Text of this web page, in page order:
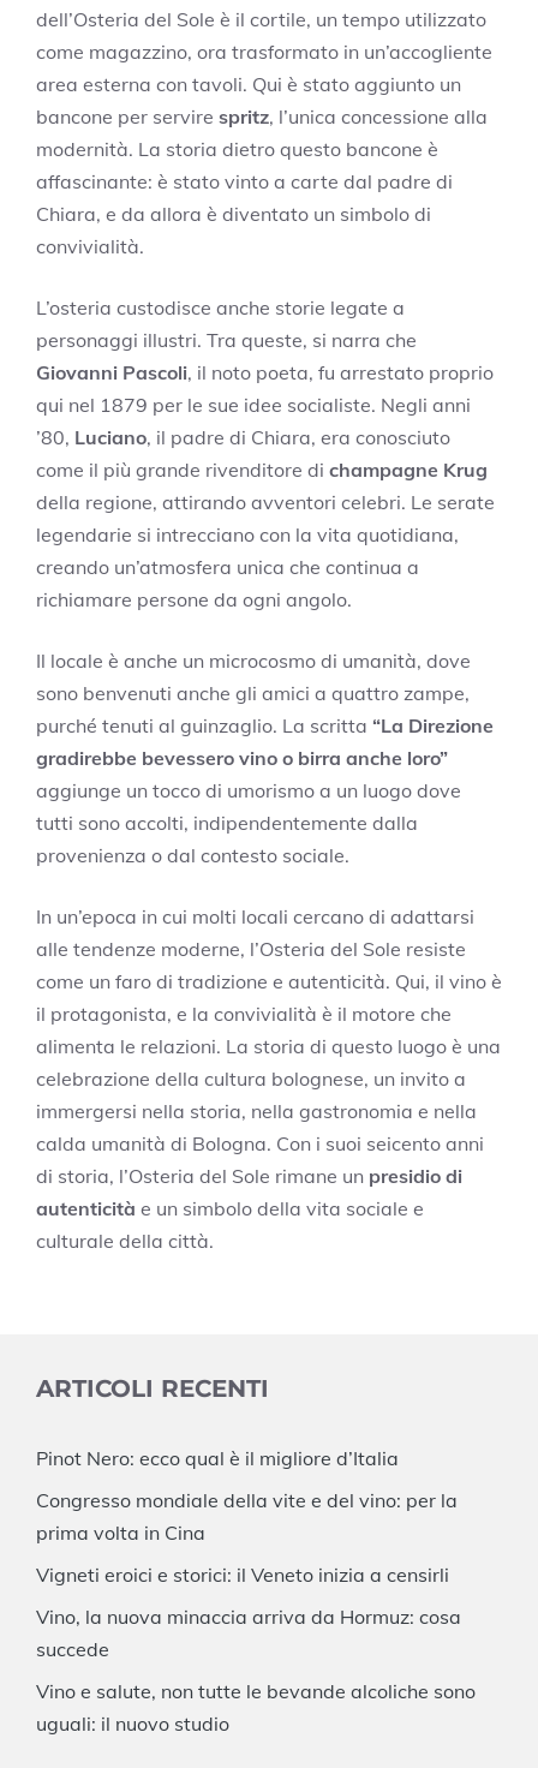
dell’Osteria del Sole è il cortile, un tempo utilizzato
come magazzino, ora trasformato in un’accogliente
area esterna con tavoli. Qui è stato aggiunto un
bancone per servire spritz, l’unica concessione alla
modernità. La storia dietro questo bancone è
affascinante: è stato vinto a carte dal padre di
Chiara, e da allora è diventato un simbolo di
convivialità.
L’osteria custodisce anche storie legate a
personaggi illustri. Tra queste, si narra che
Giovanni Pascoli, il noto poeta, fu arrestato proprio
qui nel 1879 per le sue idee socialiste. Negli anni
’80, Luciano, il padre di Chiara, era conosciuto
come il più grande rivenditore di champagne Krug
della regione, attirando avventori celebri. Le serate
legendarie si intrecciano con la vita quotidiana,
creando un’atmosfera unica che continua a
richiamare persone da ogni angolo.
Il locale è anche un microcosmo di umanità, dove
sono benvenuti anche gli amici a quattro zampe,
purché tenuti al guinzaglio. La scritta “La Direzione
gradirebbe bevessero vino o birra anche loro”
aggiunge un tocco di umorismo a un luogo dove
tutti sono accolti, indipendentemente dalla
provenienza o dal contesto sociale.
In un’epoca in cui molti locali cercano di adattarsi
alle tendenze moderne, l’Osteria del Sole resiste
come un faro di tradizione e autenticità. Qui, il vino è
il protagonista, e la convivialità è il motore che
alimenta le relazioni. La storia di questo luogo è una
celebrazione della cultura bolognese, un invito a
immergersi nella storia, nella gastronomia e nella
calda umanità di Bologna. Con i suoi seicento anni
di storia, l’Osteria del Sole rimane un presidio di
autenticità e un simbolo della vita sociale e
culturale della città.
ARTICOLI RECENTI
Pinot Nero: ecco qual è il migliore d’Italia
Congresso mondiale della vite e del vino: per la
prima volta in Cina
Vigneti eroici e storici: il Veneto inizia a censirli
Vino, la nuova minaccia arriva da Hormuz: cosa
succede
Vino e salute, non tutte le bevande alcoliche sono
uguali: il nuovo studio